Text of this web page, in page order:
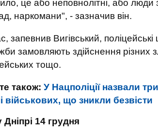
це або неповнолітні, або люди
наркомани", - зазначив він.
запевнив Вигівський,
замовляють здійснення різних
тощо.
також: У Нацполіції назвали
військових, що зникли безвісти
Дніпрі 14 грудня